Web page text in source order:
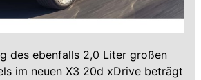
des ebenfalls 2,0 Liter großen
im neuen X3 20d xDrive beträgt